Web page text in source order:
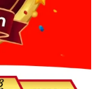
và lưu ý